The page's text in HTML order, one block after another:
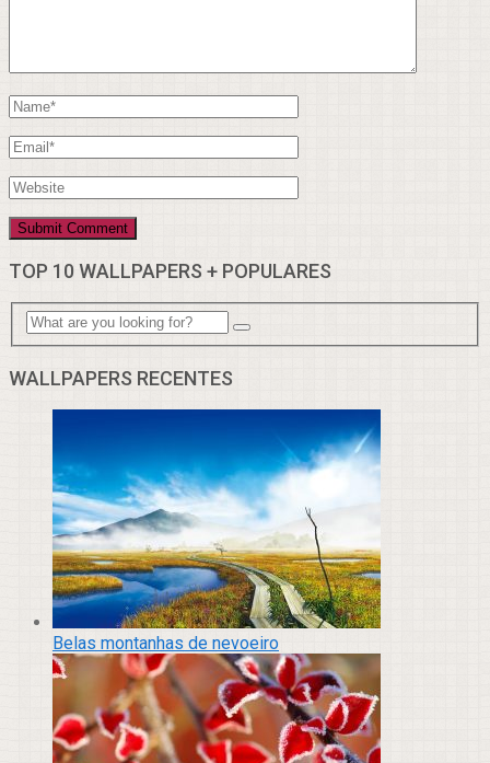
TOP 10 WALLPAPERS + POPULARES
WALLPAPERS RECENTES
Belas montanhas de nevoeiro